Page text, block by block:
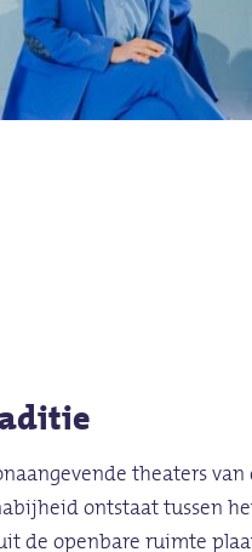
theaters
ontstaat tussen
de openbare ruimte